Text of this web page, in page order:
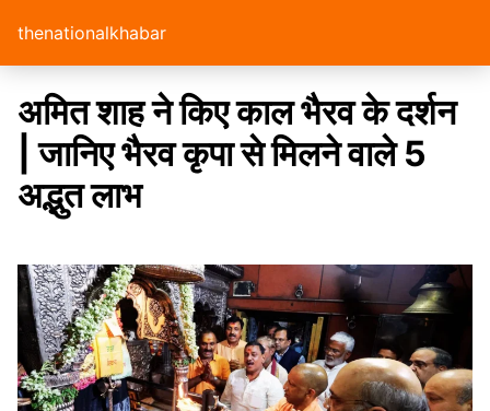
thenationalkhabar
अमित शाह ने किए काल भैरव के दर्शन
| जानिए भैरव कृपा से मिलने वाले 5
अद्भुत लाभ